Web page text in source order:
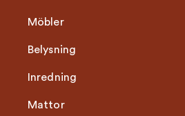
Möbler
Belysning
Inredning
Mattor